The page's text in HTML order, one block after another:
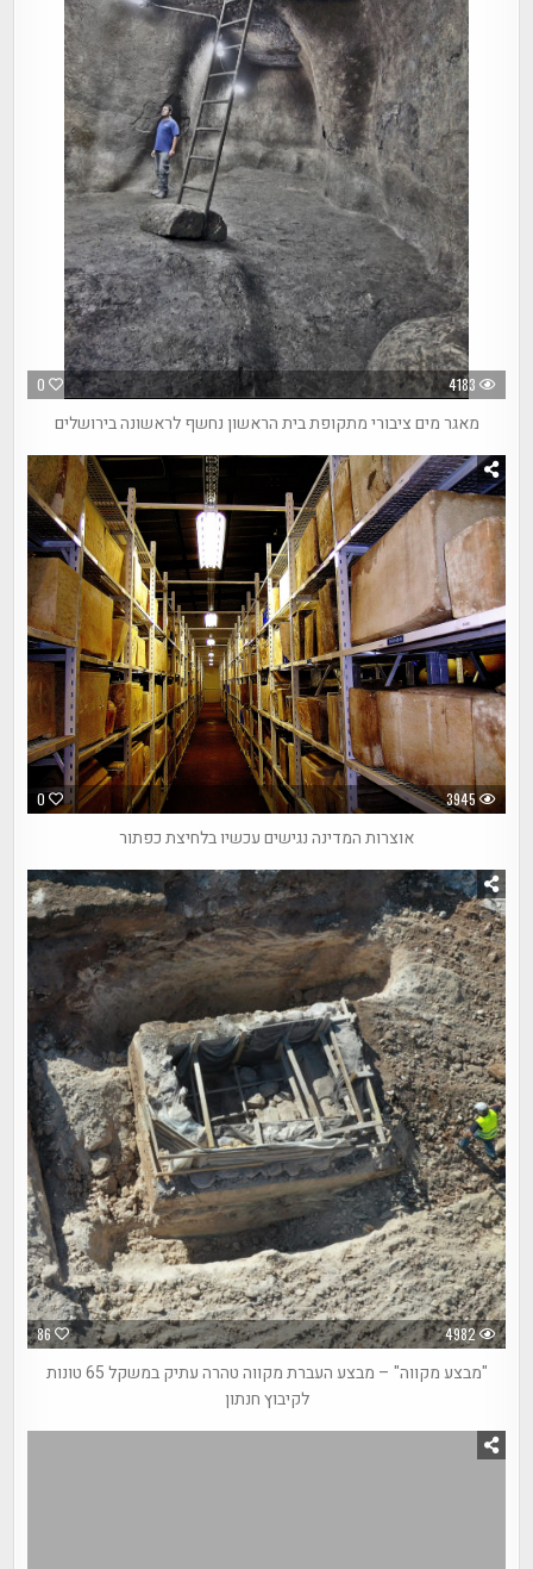
0 4183
מאגר מים ציבורי מתקופת בית הראשון נחשף לראשונה בירושלים
0 3945
אוצרות המדינה נגישים עכשיו בלחיצת כפתור
86 4982
"מבצע מקווה" – מבצע העברת מקווה טהרה עתיק במשקל 65 טונות
לקיבוץ חנתון